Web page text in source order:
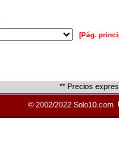
[Pág.
** Precios
© 2002/2022 Solo10.com